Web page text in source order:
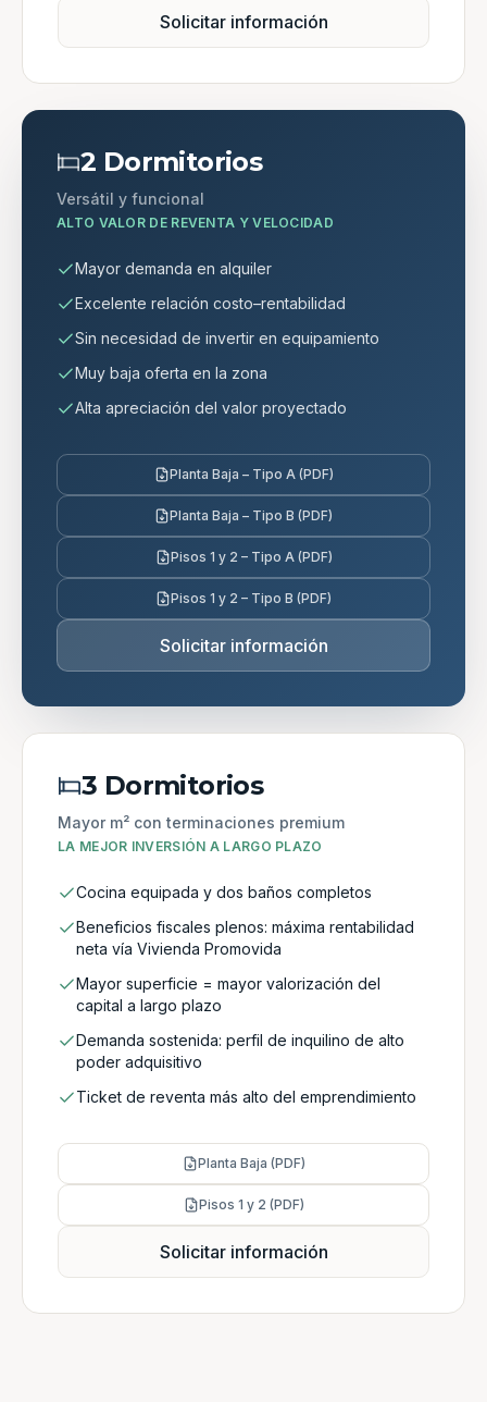
Solicitar información
2 Dormitorios
Versátil y funcional
ALTO VALOR DE REVENTA Y VELOCIDAD
Mayor demanda en alquiler
Excelente relación costo–rentabilidad
Sin necesidad de invertir en equipamiento
Muy baja oferta en la zona
Alta apreciación del valor proyectado
Planta Baja – Tipo A (PDF)
Planta Baja – Tipo B (PDF)
Pisos 1 y 2 – Tipo A (PDF)
Pisos 1 y 2 – Tipo B (PDF)
Solicitar información
3 Dormitorios
Mayor m² con terminaciones premium
LA MEJOR INVERSIÓN A LARGO PLAZO
Cocina equipada y dos baños completos
Beneficios fiscales plenos: máxima rentabilidad
neta vía Vivienda Promovida
Mayor superficie = mayor valorización del
capital a largo plazo
Demanda sostenida: perfil de inquilino de alto
poder adquisitivo
Ticket de reventa más alto del emprendimiento
Planta Baja (PDF)
Pisos 1 y 2 (PDF)
Solicitar información